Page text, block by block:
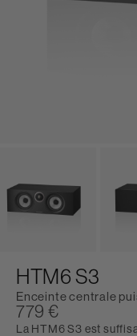
HTM6 S3
Enceinte centrale
779 €
La HTM6 S3 est